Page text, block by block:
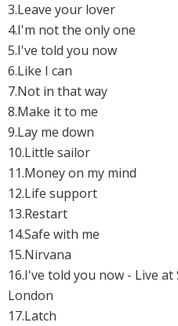
3.Leave your lover
4.I'm not the only one
5.I've told you now
6.Like I can
7.Not in that way
8.Make it to me
9.Lay me down
10.Little sailor
11.Money on my mind
12.Life support
13.Restart
14.Safe with me
15.Nirvana
16.I've told you now - Live at
London
17.Latch